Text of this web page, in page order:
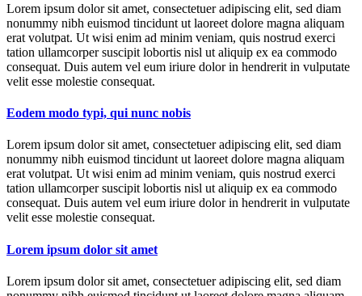
Lorem ipsum dolor sit amet, consectetuer adipiscing elit, sed diam
nonummy nibh euismod tincidunt ut laoreet dolore magna aliquam
erat volutpat. Ut wisi enim ad minim veniam, quis nostrud exerci
tation ullamcorper suscipit lobortis nisl ut aliquip ex ea commodo
consequat. Duis autem vel eum iriure dolor in hendrerit in vulputate
velit esse molestie consequat.
Eodem modo typi, qui nunc nobis
Lorem ipsum dolor sit amet, consectetuer adipiscing elit, sed diam
nonummy nibh euismod tincidunt ut laoreet dolore magna aliquam
erat volutpat. Ut wisi enim ad minim veniam, quis nostrud exerci
tation ullamcorper suscipit lobortis nisl ut aliquip ex ea commodo
consequat. Duis autem vel eum iriure dolor in hendrerit in vulputate
velit esse molestie consequat.
Lorem ipsum dolor sit amet
Lorem ipsum dolor sit amet, consectetuer adipiscing elit, sed diam